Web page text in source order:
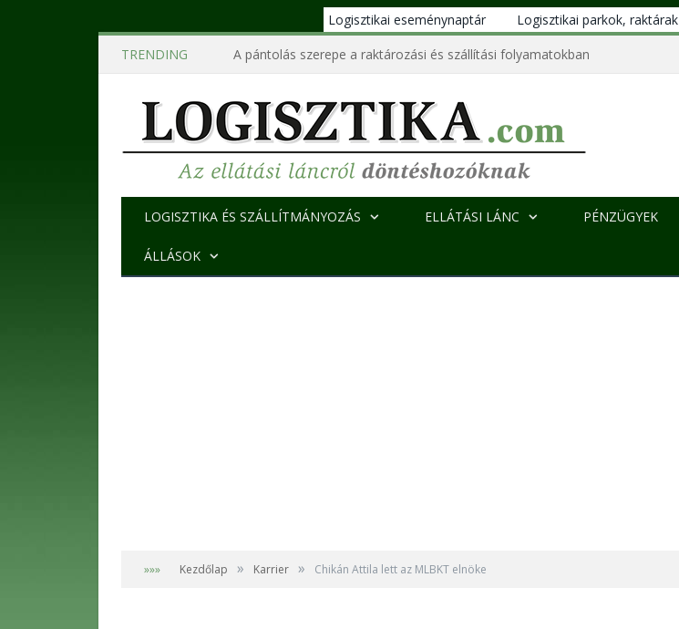
Logisztikai eseménynaptár Logisztikai parkok, raktárak
TRENDING
A pántolás szerepe a raktározási és szállítási folyamatokban
LOGISZTIKA ÉS SZÁLLÍTMÁNYOZÁS ELLÁTÁSI LÁNC PÉNZÜGYEK
ÁLLÁSOK
»»» Kezdőlap » Karrier » Chikán Attila lett az MLBKT elnöke